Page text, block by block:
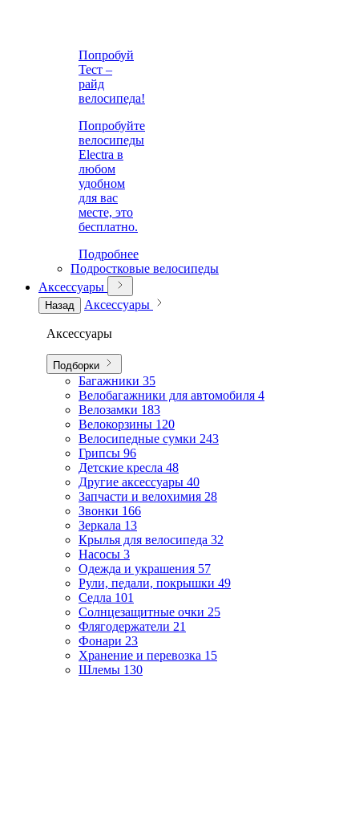
Попробуй
Тест –
райд
велосипеда!
Попробуйте
велосипеды
Electra в
любом
удобном
для вас
месте, это
бесплатно.
Подробнее
Подростковые велосипеды
Аксессуары
Назад Аксессуары
Аксессуары
Подборки
Багажники 35
Велобагажники для автомобиля 4
Велозамки 183
Велокорзины 120
Велосипедные сумки 243
Грипсы 96
Детские кресла 48
Другие аксессуары 40
Запчасти и велохимия 28
Звонки 166
Зеркала 13
Крылья для велосипеда 32
Насосы 3
Одежда и украшения 57
Рули, педали, покрышки 49
Седла 101
Солнцезащитные очки 25
Флягодержатели 21
Фонари 23
Хранение и перевозка 15
Шлемы 130